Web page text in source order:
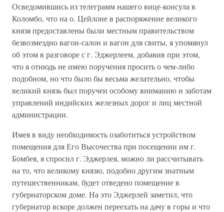
Осведомившись из телеграмм нашего вице-консула в
Коломбо, что на о. Цейлоне в распоряжение великого
князя предоставлены были местным правительством
безвозмездно вагон-салон и вагон для свиты, я упомянул
об этом в разговоре с г. Эджерлеем, добавив при этом,
что я отнюдь не имею поручения просить о чем-либо
подобном, но что было бы весьма желательно, чтобы
великий князь был поручен особому вниманию и заботам
управлений индийских железных дорог и лиц местной
администрации.
Имея в виду необходимость озаботиться устройством
помещения для Его Высочества при посещении им г.
Бомбея, я спросил г. Эджерлея, можно ли рассчитывать
на то, что великому князю, подобно другим знатным
путешественникам, будет отведено помещение в
губернаторском доме. На это Эджерлей заметил, что
губернатор вскоре должен переехать на дачу в горы и что